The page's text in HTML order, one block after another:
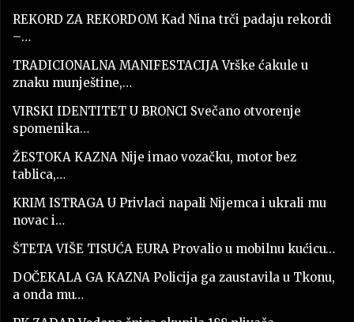
REKORD ZA REKORDOM Kad Nina trči padaju rekordi
–…
TRADICIONALNA MANIFESTACIJA Vrške ćakule u
znaku munještine,…
VIRSKI IDENTITET U BRONCI Svečano otvorenje
spomenika…
ŽESTOKA KAZNA Nije imao vozačku, motor bez
tablica,…
KRIM ISTRAGA U Privlaci napali Nijemca i ukrali mu
novac i…
ŠTETA VIŠE TISUĆA EURA Provalio u mobilnu kućicu…
DOČEKALA GA KAZNA Policija ga zaustavila u Tkonu,
a onda mu…